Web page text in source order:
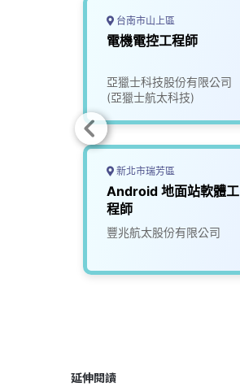
台南市山上區
電機電控工程師
亞獵士科技股份有限公司
(亞獵士航太科技)
新北市瑞芳區
Android 地面站軟體工
程師
豐兆航太股份有限公司
延伸閱讀